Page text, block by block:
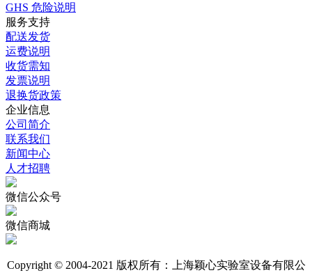
GHS 危险说明
服务支持
配送发货
运费说明
收货需知
发票说明
退换货政策
企业信息
公司简介
联系我们
新闻中心
人才招聘
微信公众号
微信商城
Copyright © 2004-2021 版权所有：上海颖心实验室设备有限公